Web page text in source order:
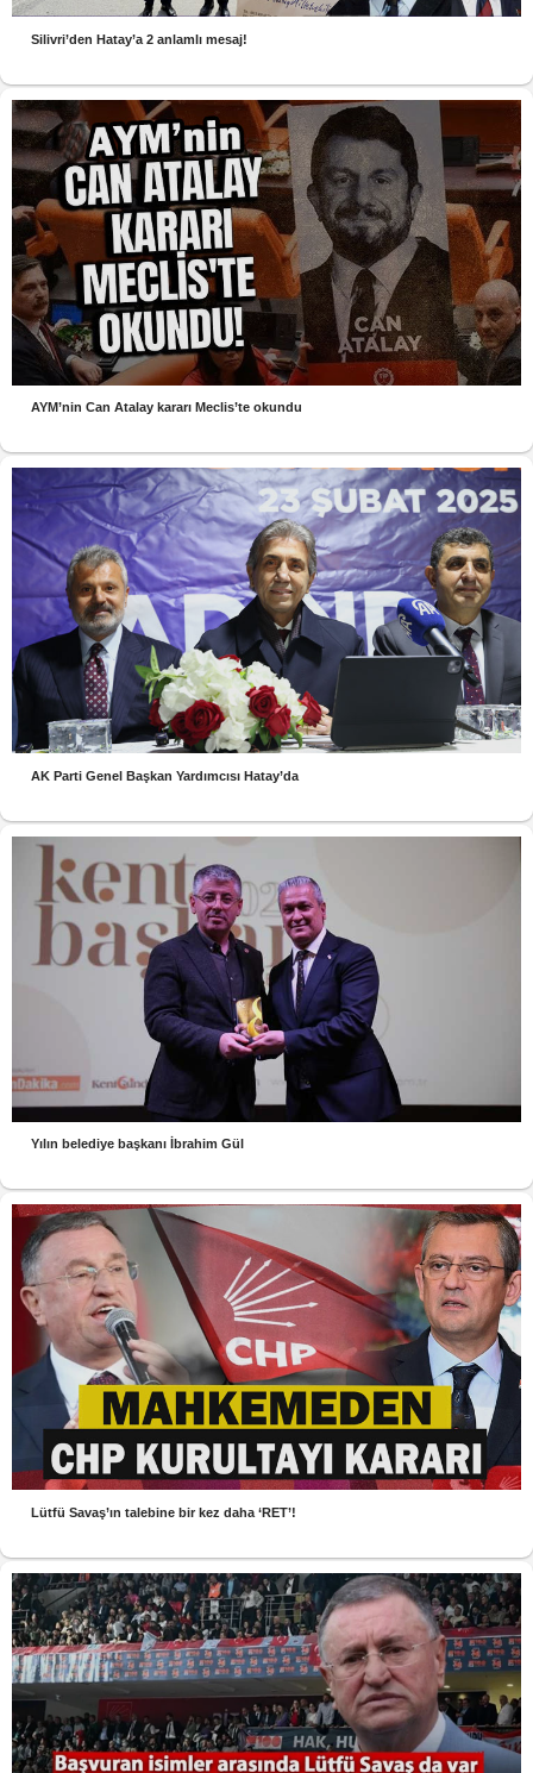
Silivri’den Hatay’a 2 anlamlı mesaj!
AYM’nin Can Atalay kararı Meclis’te okundu
AK Parti Genel Başkan Yardımcısı Hatay’da
Yılın belediye başkanı İbrahim Gül
Lütfü Savaş’ın talebine bir kez daha ‘RET’!